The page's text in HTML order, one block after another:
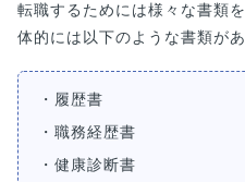
転職するためには様々な書類
体的には以下のような書類があ
・履歴書
・職務経歴書
・健康診断書